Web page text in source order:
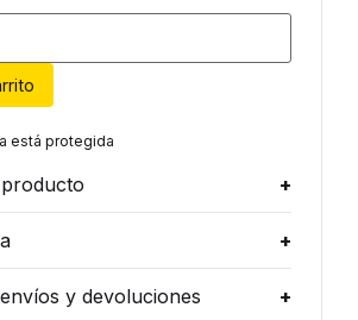
está protegida
y devoluciones